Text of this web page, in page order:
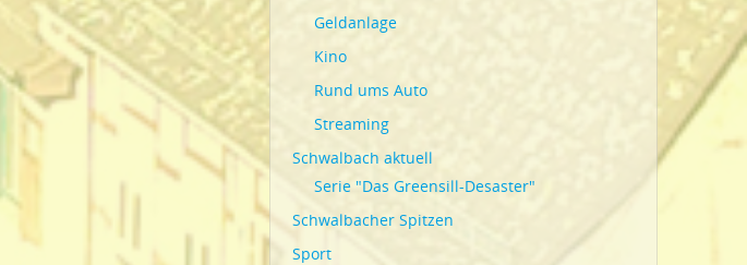
Geldanlage
Kino
Rund ums Auto
Streaming
Schwalbach aktuell
Serie "Das Greensill-Desaster"
Schwalbacher Spitzen
Sport